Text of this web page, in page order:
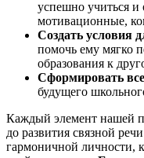
успешно учиться и
мотивационные,
Создать условия
помочь ему мягко
образования к
Сформировать
будущего
Каждый элемент нашей
до развития связной
гармоничной личности,